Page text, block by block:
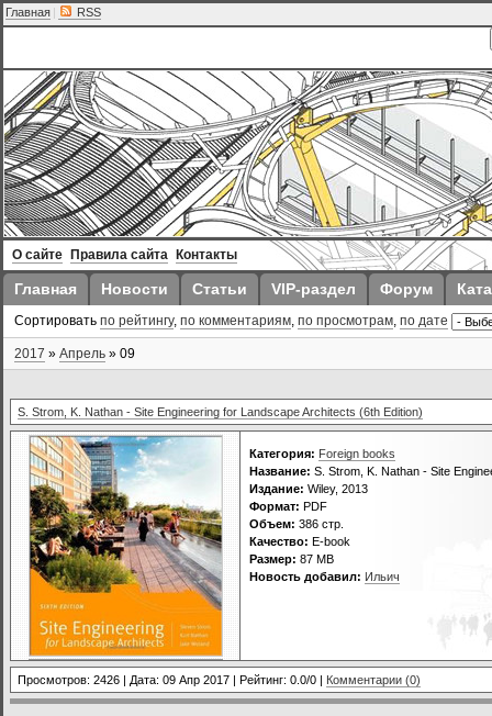
Главная | RSS
О сайте Правила сайта Контакты
Главная Новости Статьи VIP-раздел Форум
Сортировать по рейтингу, по комментариям, по просмотрам, по дате
2017 » Апрель » 09
S. Strom, K. Nathan - Site Engineering for Landscape Architects (6th Edition)
Категория: Foreign books
Название: S. Strom, K. Nathan - Site
Издание: Wiley, 2013
Формат: PDF
Объем: 386 стр.
Качество: E-book
Размер: 87 МВ
Новость добавил: Ильич
Просмотров: 2426 | Дата: 09 Апр 2017 | Рейтинг: 0.0/0 | Комментарии (0)